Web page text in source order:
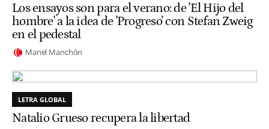
Los ensayos son para el verano: de 'El Hijo del
hombre' a la idea de 'Progreso' con Stefan Zweig
en el pedestal
Manel Manchón
LETRA GLOBAL
Natalio Grueso recupera la libertad